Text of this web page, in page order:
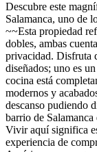
Descubre este
Salamanca, uno de
~~Esta propiedad
dobles, ambas
privacidad. Disfruta
diseñados; uno es
cocina está
modernos y
descanso pudiendo
barrio de
Vivir aquí significa
experiencia de